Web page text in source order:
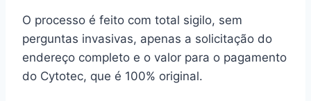
O processo é feito com total sigilo, sem
perguntas invasivas, apenas a solicitação do
endereço completo e o valor para o pagamento
do Cytotec, que é 100% original.